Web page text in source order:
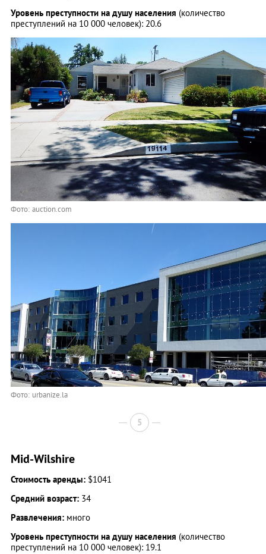
Уровень преступности на душу населения (количество
преступлений на 10 000 человек): 20.6
Фото: auction.com
Фото: urbanize.la
5
Mid-Wilshire
Стоимость аренды: $1041
Средний возраст: 34
Развлечения: много
Уровень преступности на душу населения (количество
преступлений на 10 000 человек): 19.1